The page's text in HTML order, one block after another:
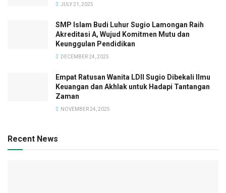
JULY 21, 2025
SMP Islam Budi Luhur Sugio Lamongan Raih
Akreditasi A, Wujud Komitmen Mutu dan
Keunggulan Pendidikan
DECEMBER 24, 2025
Empat Ratusan Wanita LDII Sugio Dibekali Ilmu
Keuangan dan Akhlak untuk Hadapi Tantangan
Zaman
NOVEMBER 24, 2025
Recent News